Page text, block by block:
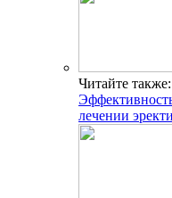
Читайте также:
лечении